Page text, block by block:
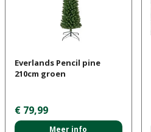
Everlands Pencil pine
210cm groen
€ 79,99
Meer info